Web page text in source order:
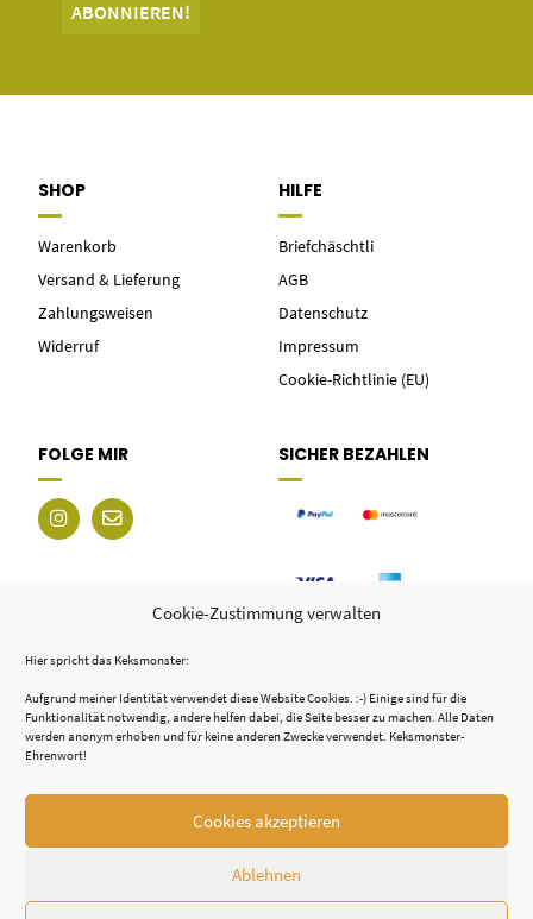
Cookie-Zustimmung verwalten
Hier spricht das Keksmonster:
Aufgrund meiner Identität verwendet diese Website Cookies. :-) Einige sind für die
Funktionalität notwendig, andere helfen dabei, die Seite besser zu machen. Alle Daten
werden anonym erhoben und für keine anderen Zwecke verwendet. Keksmonster-
Ehrenwort!
Cookies akzeptieren
Ablehnen
SHOP
Warenkorb
Versand & Lieferung
Zahlungsweisen
Widerruf
HILFE
Briefchäschtli
AGB
Datenschutz
Impressum
Cookie-Richtlinie (EU)
FOLGE MIR SICHER BEZAHLEN
© 2026 - TSCHÜSS FÜR ALLES
AGB DATENSCHUTZ
COOKIE-RICHTLINIE (EU)